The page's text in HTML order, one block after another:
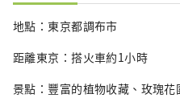
地點：東京都調布市
距離東京：搭火車約1小時
景點：豐富的植物收藏、玫瑰花